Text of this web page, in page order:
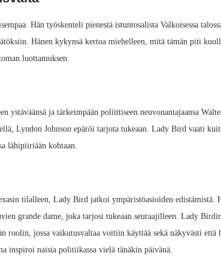
Hän työskenteli pienestä istuntosalista Valkoisessa
Hänen kykynsä kertoa miehelleen, mitä tämän piti
luottamuksen.
ystäväänsä ja tärkeimpään poliittiseen neuvonantajaansa
Lyndon Johnson epäröi tarjota tukeaan. Lady Bird vaati
lähipiiriään kohtaan.
tilalleen, Lady Bird jatkoi ympäristöasioiden edistämistä.
grande dame, joka tarjosi tukeaan seuraajilleen. Lady
roolin, jossa vaikutusvaltaa voitiin käyttää sekä näkyvästi että
inspiroi naisia politiikassa vielä tänäkin päivänä.